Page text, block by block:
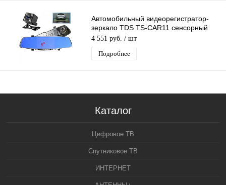
Автомобильный видеорегистратор-
зеркало TDS TS-CAR11 сенсорный
дисплей 5”, запись звука,Ночная
съемка
4 551 руб. / шт
Подробнее
Каталог
Цифровое ТВ
Спутниковое ТВ
ИНТЕРНЕТ